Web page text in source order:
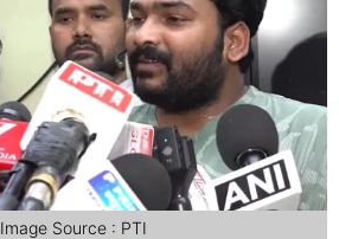
Image Source : PTI